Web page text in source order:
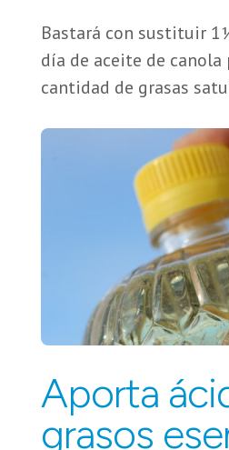
Bastará con sustituir
día de aceite de
cantidad de grasas
Aporta
grasos